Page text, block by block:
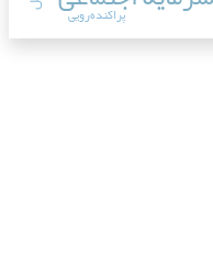
پراکنده‌رویی